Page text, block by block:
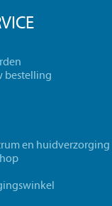
bestelling
en huidverzorging